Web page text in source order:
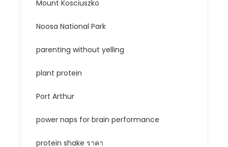
Mount Kosciuszko
Noosa National Park
parenting without yelling
plant protein
Port Arthur
power naps for brain performance
protein shake ราคา